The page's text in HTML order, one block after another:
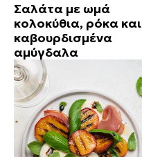
Σαλάτα με ωμά
κολοκύθια, ρόκα και
καβουρδισμένα
αμύγδαλα